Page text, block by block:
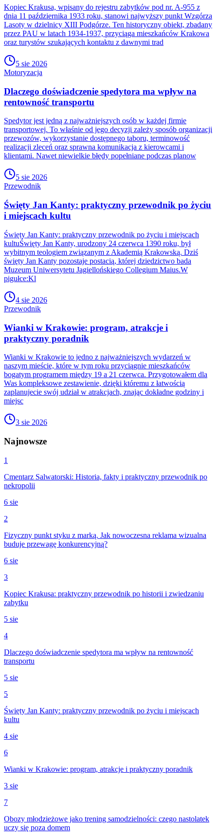
Kopiec Krakusa, wpisany do rejestru zabytków pod nr. A-955 z
dnia 11 października 1933 roku, stanowi najwyższy punkt Wzgórza
Lasoty w dzielnicy XIII Podgórze. Ten historyczny obiekt, zbadany
przez PAU w latach 1934-1937, przyciąga mieszkańców Krakowa
oraz turystów szukających kontaktu z dawnymi trad
5 sie 2026
Motoryzacja
Dlaczego doświadczenie spedytora ma wpływ na
rentowność transportu
Spedytor jest jedną z najważniejszych osób w każdej firmie
transportowej. To właśnie od jego decyzji zależy sposób organizacji
przewozów, wykorzystanie dostępnego taboru, terminowość
realizacji zleceń oraz sprawna komunikacja z kierowcami i
klientami. Nawet niewielkie błędy popełniane podczas planow
5 sie 2026
Przewodnik
Święty Jan Kanty: praktyczny przewodnik po życiu
i miejscach kultu
Święty Jan Kanty: praktyczny przewodnik po życiu i miejscach
kultuŚwięty Jan Kanty, urodzony 24 czerwca 1390 roku, był
wybitnym teologiem związanym z Akademią Krakowską. Dziś
święty Jan Kanty pozostaje postacią, której dziedzictwo bada
Muzeum Uniwersytetu Jagiellońskiego Collegium Maius.W
pigułce:Kl
4 sie 2026
Przewodnik
Wianki w Krakowie: program, atrakcje i
praktyczny poradnik
Wianki w Krakowie to jedno z najważniejszych wydarzeń w
naszym mieście, które w tym roku przyciągnie mieszkańców
bogatym programem między 19 a 21 czerwca. Przygotowałem dla
Was kompleksowe zestawienie, dzięki któremu z łatwością
zaplanujecie swój udział w atrakcjach, znając dokładne godziny i
miejsc
3 sie 2026
Najnowsze
1
Cmentarz Salwatorski: Historia, fakty i praktyczny przewodnik po
nekropolii
6 sie
2
Fizyczny punkt styku z marką. Jak nowoczesna reklama wizualna
buduje przewagę konkurencyjną?
6 sie
3
Kopiec Krakusa: praktyczny przewodnik po historii i zwiedzaniu
zabytku
5 sie
4
Dlaczego doświadczenie spedytora ma wpływ na rentowność
transportu
5 sie
5
Święty Jan Kanty: praktyczny przewodnik po życiu i miejscach
kultu
4 sie
6
Wianki w Krakowie: program, atrakcje i praktyczny poradnik
3 sie
7
Obozy młodzieżowe jako trening samodzielności: czego nastolatek
uczy się poza domem